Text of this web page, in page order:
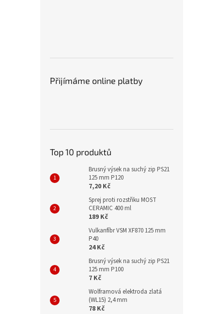
Přijímáme online platby
Top 10 produktů
Brusný výsek na suchý zip PS21
125 mm P120
7,20 Kč
Sprej proti rozstřiku MOST
CERAMIC 400 ml
189 Kč
Vulkanfíbr VSM XF870 125 mm
P40
24 Kč
Brusný výsek na suchý zip PS21
125 mm P100
7 Kč
Wolframová elektroda zlatá
(WL15) 2,4 mm
78 Kč